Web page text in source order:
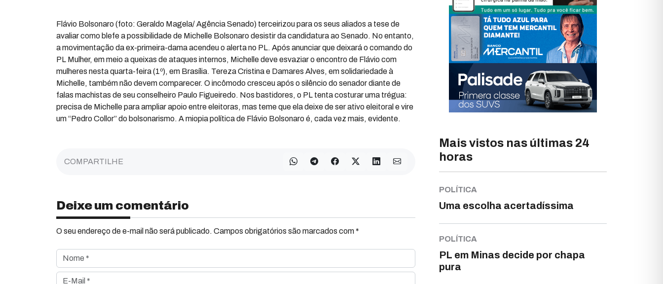
Flávio Bolsonaro (foto: Geraldo Magela/ Agência Senado) terceirizou para os seus aliados a tese de
avaliar como blefe a possibilidade de Michelle Bolsonaro desistir da candidatura ao Senado. No entanto,
a movimentação da ex-primeira-dama acendeu o alerta no PL. Após anunciar que deixará o comando do
PL Mulher, em meio a queixas de ataques internos, Michelle deve esvaziar o encontro de Flávio com
mulheres nesta quarta-feira (1º), em Brasília. Tereza Cristina e Damares Alves, em solidariedade à
Michelle, também não devem comparecer. O incômodo cresceu após o silêncio do senador diante de
falas machistas de seu conselheiro Paulo Figueiredo. Nos bastidores, o PL tenta costurar uma trégua:
precisa de Michelle para ampliar apoio entre eleitoras, mas teme que ela deixe de ser ativo eleitoral e vire
um “Pedro Collor” do bolsonarismo. A miopia política de Flávio Bolsonaro é, cada vez mais, evidente.
COMPARTILHE
Deixe um comentário
O seu endereço de e-mail não será publicado. Campos obrigatórios são marcados com *
Nome *
E-Mail *
Mais vistos nas últimas 24
horas
POLÍTICA
Uma escolha acertadíssima
POLÍTICA
PL em Minas decide por chapa
pura